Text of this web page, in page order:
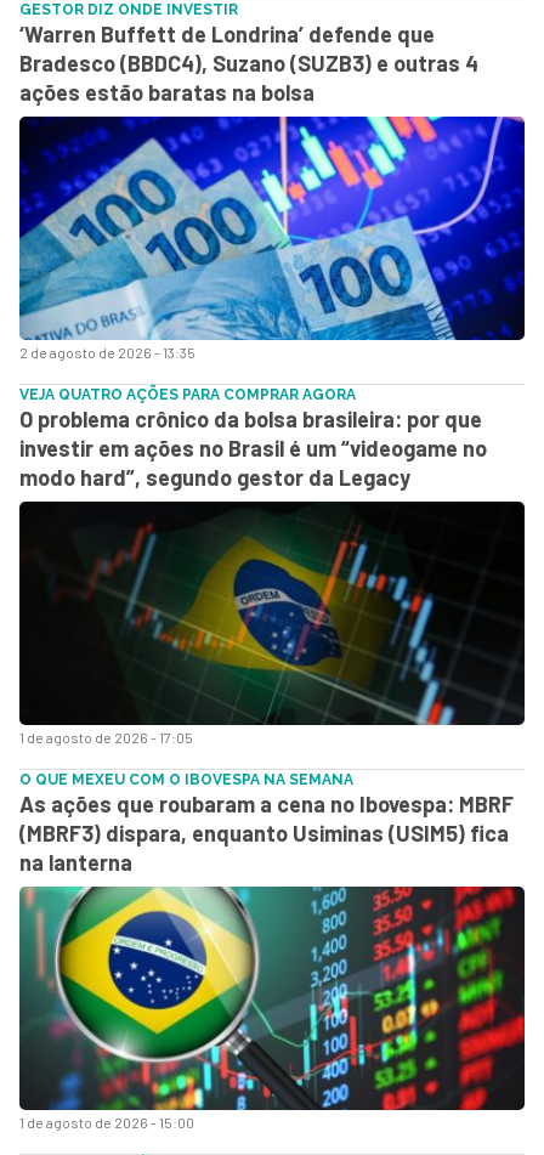
2 de agosto de 2026 - 13:35
GESTOR DIZ ONDE INVESTIR
‘Warren Buffett de Londrina’ defende que
Bradesco (BBDC4), Suzano (SUZB3) e outras 4
ações estão baratas na bolsa
1 de agosto de 2026 - 17:05
VEJA QUATRO AÇÕES PARA COMPRAR AGORA
O problema crônico da bolsa brasileira: por que
investir em ações no Brasil é um “videogame no
modo hard”, segundo gestor da Legacy
1 de agosto de 2026 - 15:00
O QUE MEXEU COM O IBOVESPA NA SEMANA
As ações que roubaram a cena no Ibovespa: MBRF
(MBRF3) dispara, enquanto Usiminas (USIM5) fica
na lanterna